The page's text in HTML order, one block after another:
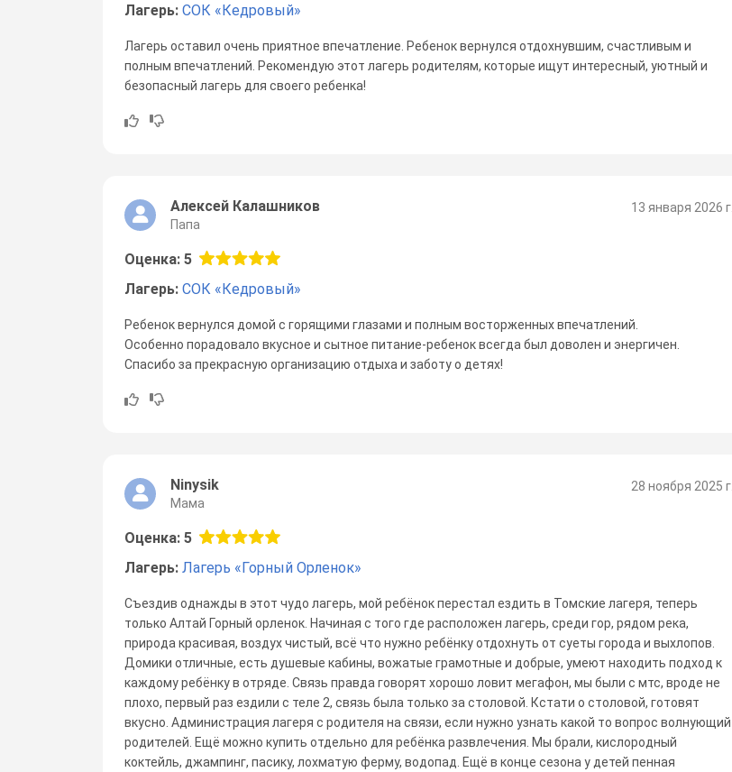
Лагерь: СОК «Кедровый»
Лагерь оставил очень приятное впечатление. Ребенок вернулся отдохнувшим, счастливым и
полным впечатлений. Рекомендую этот лагерь родителям, которые ищут интересный, уютный и
безопасный лагерь для своего ребенка!
13 января 2026 г.
Алексей Калашников
Папа
Оценка: 5
Лагерь: СОК «Кедровый»
Ребенок вернулся домой с горящими глазами и полным восторженных впечатлений.
Особенно порадовало вкусное и сытное питание-ребенок всегда был доволен и энергичен.
Спасибо за прекрасную организацию отдыха и заботу о детях!
28 ноября 2025 г.
Ninysik
Мама
Оценка: 5
Лагерь: Лагерь «Горный Орленок»
Съездив однажды в этот чудо лагерь, мой ребёнок перестал ездить в Томские лагеря, теперь
только Алтай Горный орленок. Начиная с того где расположен лагерь, среди гор, рядом река,
природа красивая, воздух чистый, всё что нужно ребёнку отдохнуть от суеты города и выхлопов.
Домики отличные, есть душевые кабины, вожатые грамотные и добрые, умеют находить подход к
каждому ребёнку в отряде. Связь правда говорят хорошо ловит мегафон, мы были с мтс, вроде не
плохо, первый раз ездили с теле 2, связь была только за столовой. Кстати о столовой, готовят
вкусно. Администрация лагеря с родителя на связи, если нужно узнать какой то вопрос волнующий
родителей. Ещё можно купить отдельно для ребёнка развлечения. Мы брали, кислородный
коктейль, джампинг, пасику, лохматую ферму, водопад. Ещё в конце сезона у детей пенная